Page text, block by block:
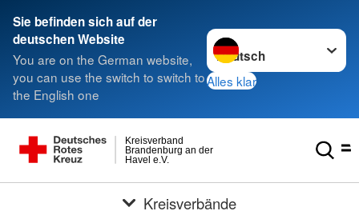
Sie befinden sich auf der
deutschen Website
You are on the German website,
you can use the switch to switch to
the English one
Sprache wechseln zu
Alles klar
Havel e.V.
Brandenburg an der
Kreisverband
Kreisverbände